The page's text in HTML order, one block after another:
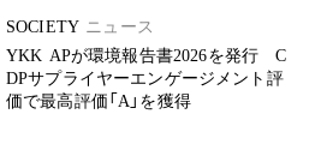
SOCIETY ニュース
YKK APが環境報告書2026を発行 C
DPサプライヤーエンゲージメント評
価で最高評価「A」を獲得